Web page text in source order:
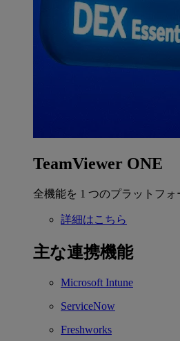
TeamViewer ONE
全機能を 1 つのプラットフォ
詳細はこちら
主な連携機能
Microsoft Intune
ServiceNow
Freshworks